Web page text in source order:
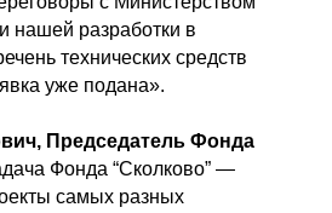
нашей разработки в
технических средств
уже подана».
Председатель Фонда
Фонда “Сколково” —
самых разных